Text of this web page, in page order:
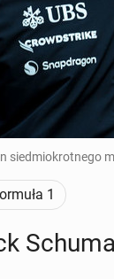
siedmiokrotnego
1